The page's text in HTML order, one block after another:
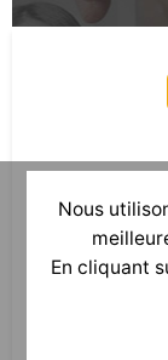
Nous
En cliquant